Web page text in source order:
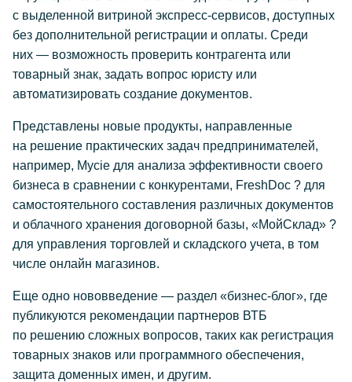
с выделенной витриной экспресс-сервисов, доступных
без дополнительной регистрации и оплаты. Среди
них — возможность проверить контрагента или
товарный знак, задать вопрос юристу или
автоматизировать создание документов.
Представлены новые продукты, направленные
на решение практических задач предпринимателей,
например, Mycie для анализа эффективности своего
бизнеса в сравнении с конкурентами, FreshDoc ? для
самостоятельного составления различных документов
и облачного хранения договорной базы, «МойСклад» ?
для управления торговлей и складского учета, в том
числе онлайн магазинов.
Еще одно нововведение — раздел «бизнес-блог», где
публикуются рекомендации партнеров ВТБ
по решению сложных вопросов, таких как регистрация
товарных знаков или программного обеспечения,
защита доменных имен, и другим.